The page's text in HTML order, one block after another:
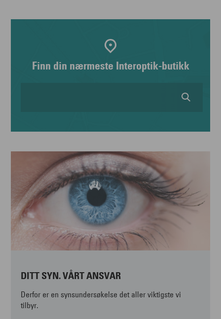
Finn din nærmeste Interoptik-butikk
DITT SYN. VÅRT ANSVAR
Derfor er en synsundersøkelse det aller viktigste vi
tilbyr.